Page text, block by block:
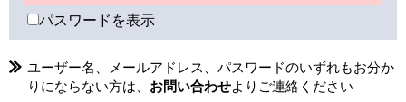
パスワードを表示
ユーザー名、メールアドレス、パスワードのいずれもお分か
りにならない方は、 お問い合わせよりご連絡ください